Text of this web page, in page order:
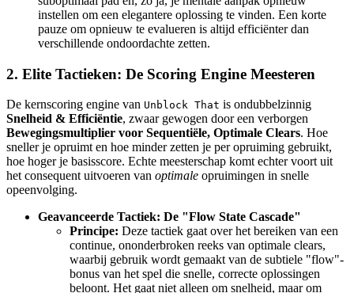
instellen om een elegantere oplossing te vinden. Een korte
pauze om opnieuw te evalueren is altijd efficiënter dan
verschillende ondoordachte zetten.
2. Elite Tactieken: De Scoring Engine Meesteren
De kernscoring engine van Unblock That is ondubbelzinnig
Snelheid & Efficiëntie, zwaar gewogen door een verborgen
Bewegingsmultiplier voor Sequentiële, Optimale Clears. Hoe
sneller je opruimt en hoe minder zetten je per opruiming gebruikt,
hoe hoger je basisscore. Echte meesterschap komt echter voort uit
het consequent uitvoeren van optimale opruimingen in snelle
opeenvolging.
Geavanceerde Tactiek: De "Flow State Cascade"
Principe: Deze tactiek gaat over het bereiken van een
continue, ononderbroken reeks van optimale clears,
waarbij gebruik wordt gemaakt van de subtiele "flow"-
bonus van het spel die snelle, correcte oplossingen
beloont. Het gaat niet alleen om snelheid, maar om